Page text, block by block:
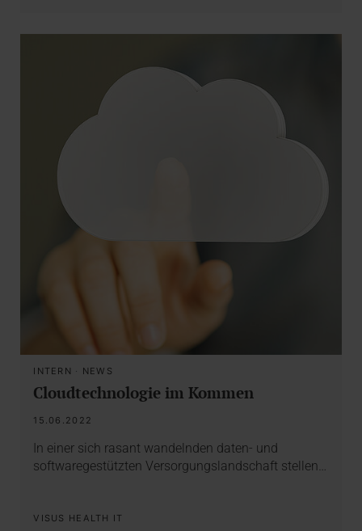
INTERN · NEWS
Cloudtechnologie im Kommen
15.06.2022
In einer sich rasant wandelnden daten- und
softwaregestützten Versorgungslandschaft stellen…
VISUS HEALTH IT